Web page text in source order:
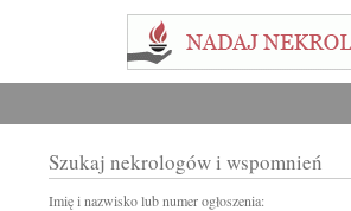
Szukaj nekrologów i wspomnień
Imię i nazwisko lub numer ogłoszenia: